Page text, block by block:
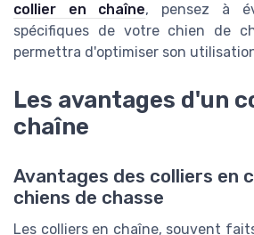
collier en chaîne, pensez à
spécifiques de votre chien de
permettra d'optimiser son
Les avantages d'un
chaîne
Avantages des colliers en
chiens de chasse
Les colliers en chaîne, souvent